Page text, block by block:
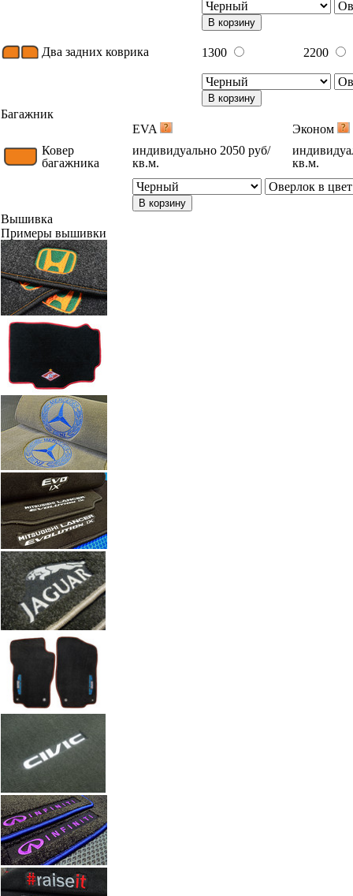
В корзину
Два задних коврика 1300 2200
В корзину
Багажник
EVA
Эконом
Ковер
багажника
индивидуально 2050 руб/
кв.м.
кв.м.
В корзину
Вышивка
Примеры вышивки